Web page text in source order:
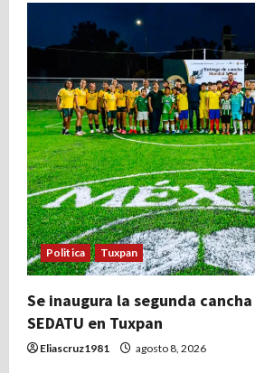
a
d
a
s
Politica Tuxpan
Se inaugura la segunda
SEDATU en Tuxpan
Eliascruz1981 agosto 8, 2026